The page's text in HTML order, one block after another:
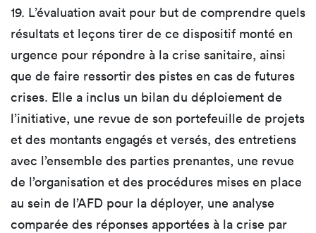
19. L’évaluation avait pour but de comprendre quels
résultats et leçons tirer de ce dispositif monté en
urgence pour répondre à la crise sanitaire, ainsi
que de faire ressortir des pistes en cas de futures
crises. Elle a inclus un bilan du déploiement de
l’initiative, une revue de son portefeuille de projets
et des montants engagés et versés, des entretiens
avec l’ensemble des parties prenantes, une revue
de l’organisation et des procédures mises en place
au sein de l’AFD pour la déployer, une analyse
comparée des réponses apportées à la crise par